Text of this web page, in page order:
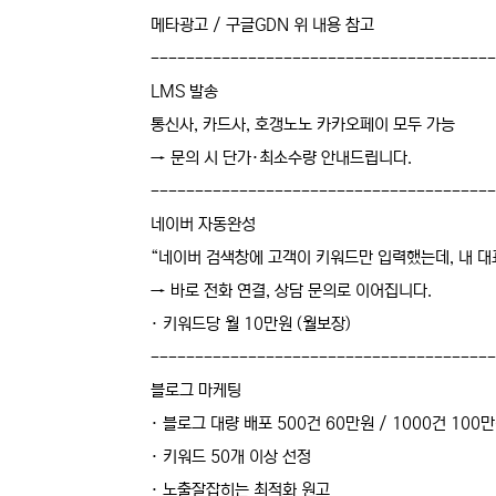
메타광고 / 구글GDN 위 내용 참고
LMS 발송
통신사, 카드사, 호갱노노 카카오페이 모두 가능
→ 문의 시 단가·최소수량 안내드립니다.
네이버 자동완성
“네이버 검색창에 고객이 키워드만 입력했는데, 내
→ 바로 전화 연결, 상담 문의로 이어집니다.
· 키워드당 월 10만원 (월보장)
블로그 마케팅
· 블로그 대량 배포 500건 60만원 / 1000건 100만
· 키워드 50개 이상 선정
· 노출잘잡히는 최적화 원고